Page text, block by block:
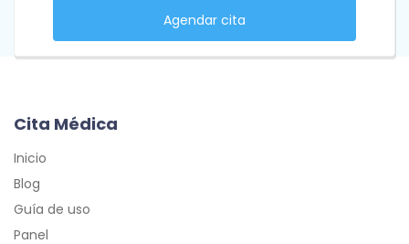
Agendar cita
Cita Médica
Inicio
Blog
Guía de uso
Panel